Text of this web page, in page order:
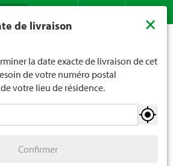
domestiques
domestiques
de livraison ×
la date exacte de livraison de cet
de votre numéro postal
votre lieu de résidence.
Confirmer
d'âge est de 18 ans pour les
de manière contraignante.